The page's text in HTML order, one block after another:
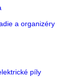
a organizéry
píly